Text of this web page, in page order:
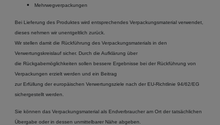
Mehrwegverpackungen
Bei Lieferung des Produktes wird entsprechendes Verpackungsmaterial verwendet,
dieses nehmen wir unentgeltlich zurück.
Wir stellen damit die Rückführung des Verpackungsmaterials in den
Verwertungskreislauf sicher. Durch die Aufklärung über
die Rückgabemöglichkeiten sollen bessere Ergebnisse bei der Rückführung von
Verpackungen erzielt werden und ein Beitrag
zur Erfüllung der europäischen Verwertungsziele nach der EU-Richtlinie 94/62/EG
sichergestellt werden.
Sie können das Verpackungsmaterial als Endverbraucher am Ort der tatsächlichen
Übergabe oder in dessen unmittelbarer Nähe abgeben.